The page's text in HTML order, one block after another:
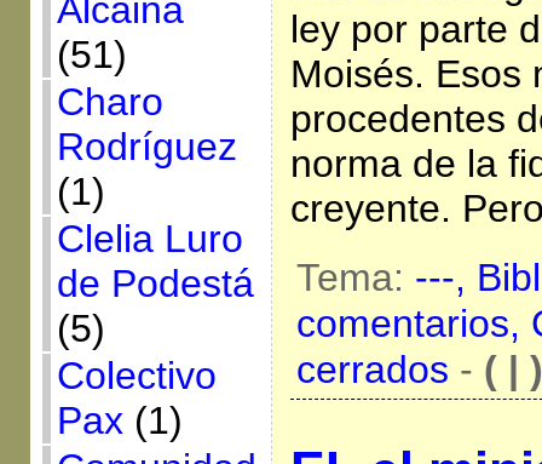
Alcaina
(51)
Charo
Rodríguez
(1)
Clelia Luro
de Podestá
(5)
Colectivo
Pax (1)
ley por parte
Moisés. Esos
procedentes
norma de la
creyente.
Tema: ---,
comentarios,
cerrados - ( | )